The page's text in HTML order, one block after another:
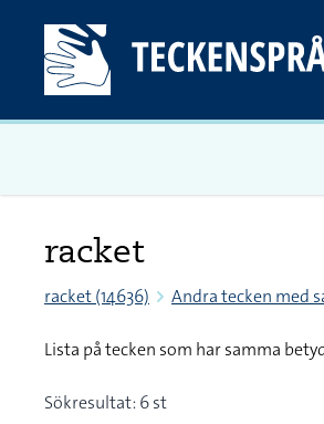
racket
racket (14636) Andra tecken med
Lista på tecken som har samma
Sökresultat: 6 st